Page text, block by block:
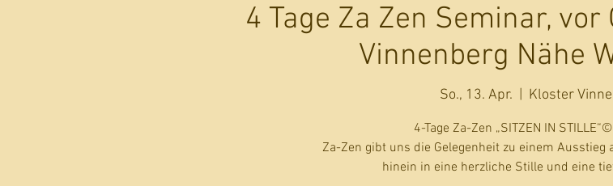
4 Tage Za Zen Seminar,
Vinnenberg Nähe
So., 13. Apr. Kloster
4-Tage Za-Zen „SITZEN IN
Za-Zen gibt uns die Gelegenheit zu einem
hinein in eine herzliche Stille und eine